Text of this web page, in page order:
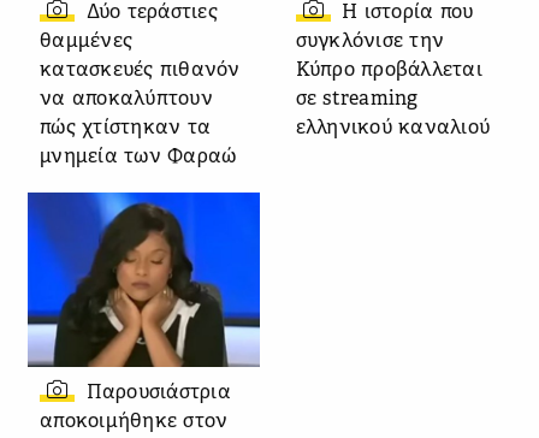
Δύο τεράστιες
θαμμένες
κατασκευές πιθανόν
να αποκαλύπτουν
πώς χτίστηκαν τα
μνημεία των Φαραώ
Η ιστορία που
συγκλόνισε την
Κύπρο προβάλλεται
σε streaming
ελληνικού καναλιού
Παρουσιάστρια
αποκοιμήθηκε στον